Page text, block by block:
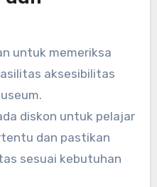
untuk memeriksa
aksesibilitas
diskon untuk pelajar
dan pastikan
sesuai kebutuhan